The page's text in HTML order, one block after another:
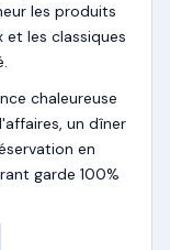
les produits
les classiques
chaleureuse
un dîner
en
garde 100%